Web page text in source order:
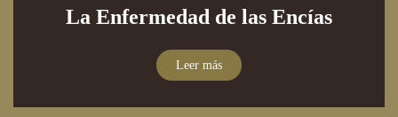
La Enfermedad de las Encías
Leer más